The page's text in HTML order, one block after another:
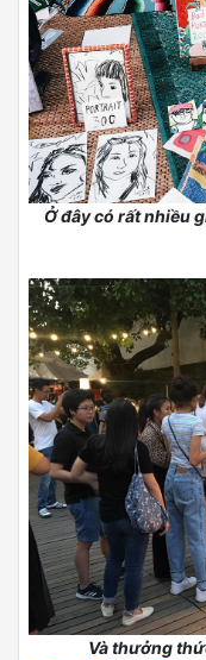
Ở đây có rất nhiều
Và thưởng